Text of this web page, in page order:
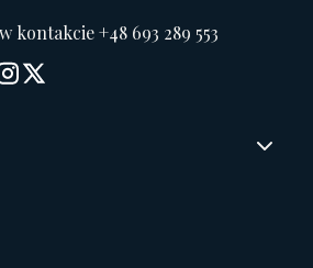
kontakcie +48 693 289 553